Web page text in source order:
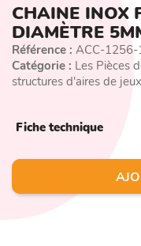
CHAINE INOX
DIAMÈTRE
Référence : ACC-1256-
Catégorie : Les Pièces
structures d'aires de jeux
Fiche technique